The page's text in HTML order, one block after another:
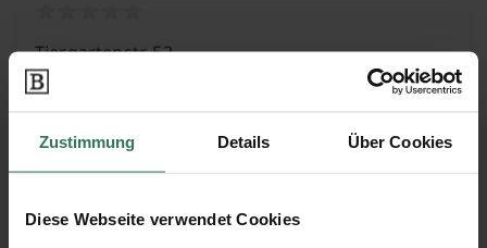
Zustimmung Details Über Cookies
Diese Webseite verwendet Cookies
Tiergartenstr. 52
54595 Prüm
Leuschen Bestattungen + Trauerberatung